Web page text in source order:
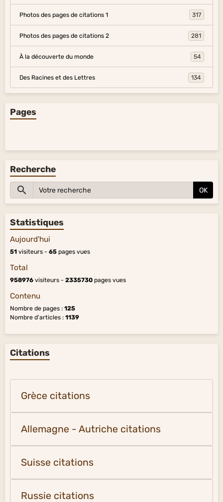
Photos des pages de citations 1 317
Photos des pages de citations 2 281
À la découverte du monde 54
Des Racines et des Lettres 134
Pages
Recherche
OK
Statistiques
Aujourd'hui
51 visiteurs - 65 pages vues
Total
958976 visiteurs - 2335730 pages vues
Contenu
Nombre de pages : 125
Nombre d'articles : 1139
Citations
Grèce citations
Allemagne - Autriche citations
Suisse citations
Russie citations